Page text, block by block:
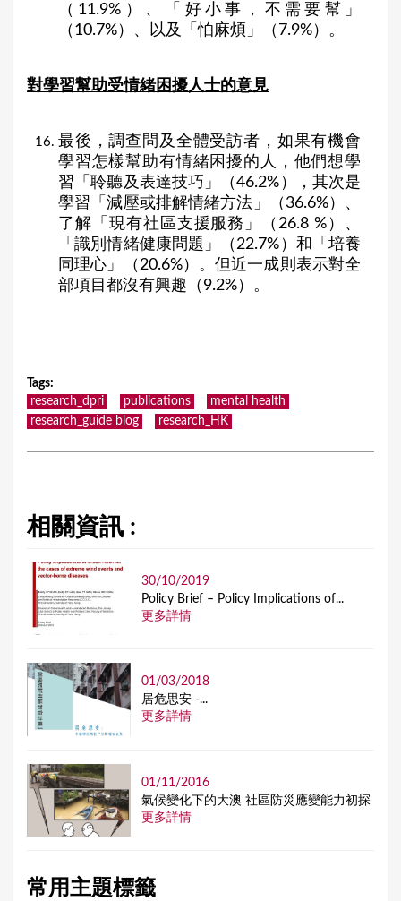
（11.9%）、「好小事，不需要幫」
（10.7%）、以及「怕麻煩」（7.9%）。
對學習幫助受情緒困擾人士的意見
最後，調查問及全體受訪者，如果有機會
學習怎樣幫助有情緒困擾的人，他們想學
習「聆聽及表達技巧」（46.2%），其次是
學習「減壓或排解情緒方法」（36.6%）、
了解「現有社區支援服務」（26.8 %）、
「識別情緒健康問題」（22.7%）和「培養
同理心」（20.6%）。但近一成則表示對全
部項目都沒有興趣（9.2%）。
Tags:
research_dpri
publications
mental health
research_guide blog
research_HK
相關資訊 :
30/10/2019
Policy Brief – Policy Implications of...
更多詳情
01/03/2018
居危思安 -...
更多詳情
01/11/2016
氣候變化下的大澳 社區防災應變能力初探
更多詳情
常用主題標籤